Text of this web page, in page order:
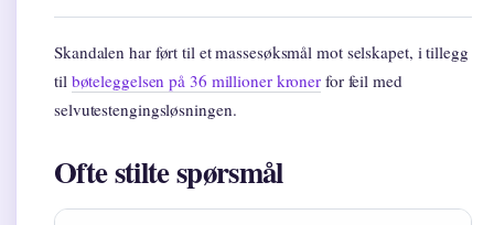
Skandalen har ført til et massesøksmål mot selskapet, i tillegg
til bøteleggelsen på 36 millioner kroner for feil med
selvutestengingsløsningen.
Ofte stilte spørsmål